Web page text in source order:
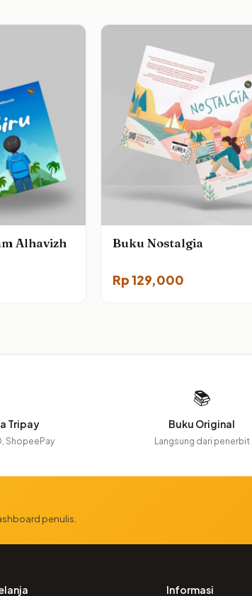
Alhavizh Buku Nostalgia
Rp129,000
Tripay
ShopeePay
📚
Buku Original
Langsung dari penerbit
penulis.
Informasi